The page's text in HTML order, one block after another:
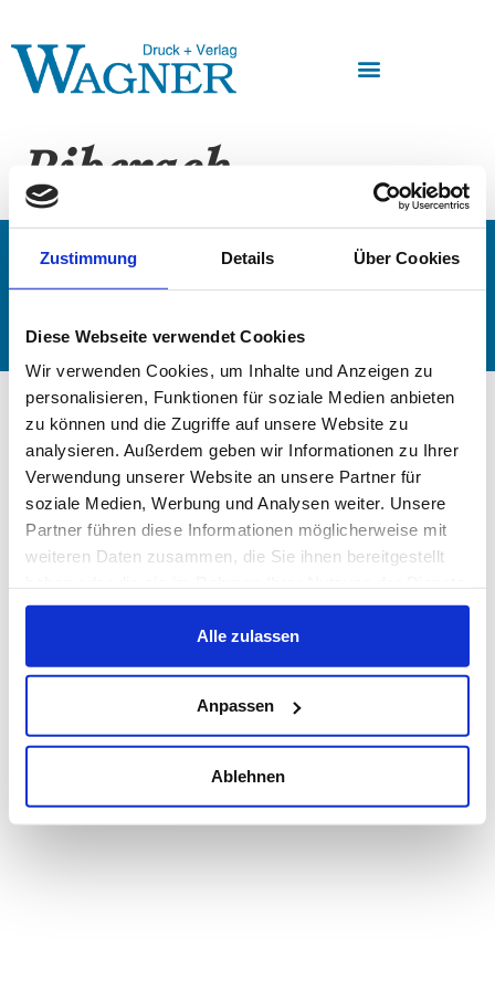
Zustimmung Details Über Cookies
Diese Webseite verwendet Cookies
Wir verwenden Cookies, um Inhalte und Anzeigen zu
personalisieren, Funktionen für soziale Medien anbieten
zu können und die Zugriffe auf unsere Website zu
analysieren. Außerdem geben wir Informationen zu Ihrer
Verwendung unserer Website an unsere Partner für
soziale Medien, Werbung und Analysen weiter. Unsere
Partner führen diese Informationen möglicherweise mit
weiteren Daten zusammen, die Sie ihnen bereitgestellt
gesammelt haben.
Alle zulassen
Anpassen
Ablehnen
Biberach
Impressum Datenschutz
Widerruf
Copyright @ Druck + Verlag Wagner 2023